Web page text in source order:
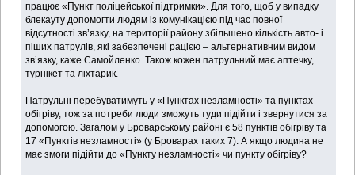
працює «Пункт поліцейської підтримки». Для того, щоб у випадку
блекауту допомогти людям із комунікацією під час повної
відсутності зв’язку, на території району збільшено кількість авто- і
піших патрулів, які забезпечені рацією – альтернативним видом
зв’язку, каже Самойленко. Також кожен патрульний має аптечку,
турнікет та ліхтарик.
Патрульні перебуватимуть у «Пунктах незламності» та пунктах
обігріву, тож за потреби люди зможуть туди підійти і звернутися за
допомогою. Загалом у Броварському районі є 58 пунктів обігріву та
17 «Пунктів незламності» (у Броварах таких 7). А якщо людина не
має змоги підійти до «Пункту незламності» чи пункту обігріву?